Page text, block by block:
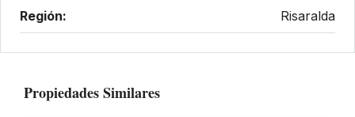
Región: Risaralda
Propiedades Similares